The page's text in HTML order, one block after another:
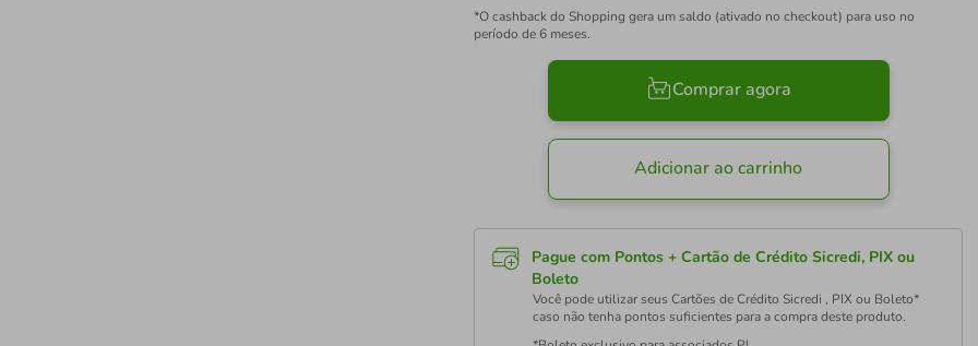
*O cashback do Shopping gera um saldo (ativado no checkout) para uso no
período de 6 meses.
Comprar agora
Adicionar ao carrinho
Pague com Pontos + Cartão de Crédito Sicredi, PIX ou
Boleto
Você pode utilizar seus Cartões de Crédito Sicredi , PIX ou Boleto*
caso não tenha pontos suficientes para a compra deste produto.